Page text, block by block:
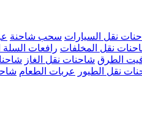
نقل السيارات سحب شاحنة
نقل المخلفات رافعات السلة
الطرق شاحنات نقل الغاز
نقل الطيور عربات الطعام